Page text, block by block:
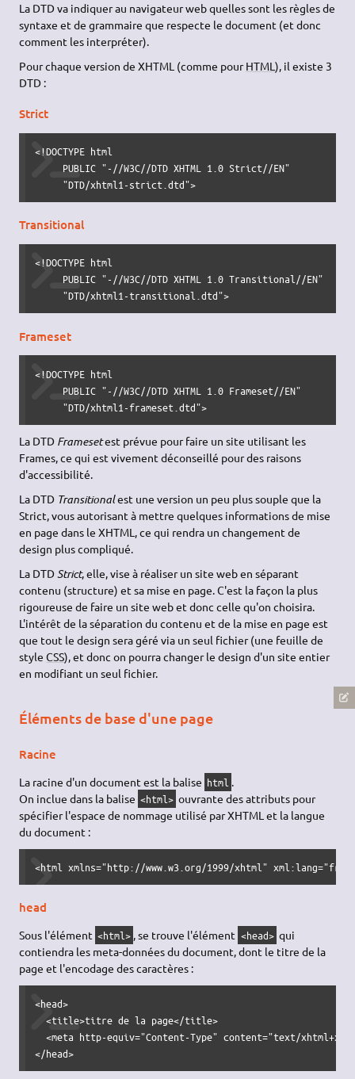
La DTD va indiquer au navigateur web quelles sont les règles de
syntaxe et de grammaire que respecte le document (et donc
comment les interpréter).
Pour chaque version de XHTML (comme pourHTML), il existe 3
DTD :
Strict
<!DOCTYPE html
     PUBLIC "-//W3C//DTD XHTML 1.0 Strict//EN"
     "DTD/xhtml1-strict.dtd">
Transitional
<!DOCTYPE html
     PUBLIC "-//W3C//DTD XHTML 1.0 Transitional//EN"
     "DTD/xhtml1-transitional.dtd">
Frameset
<!DOCTYPE html
     PUBLIC "-//W3C//DTD XHTML 1.0 Frameset//EN"
     "DTD/xhtml1-frameset.dtd">
La DTD Framesetest prévue pour faire un site utilisant les
Frames, ce qui est vivement déconseillé pour des raisons
d'accessibilité.
La DTD Transitionalest une version un peu plus souple que la
Strict, vous autorisant à mettre quelques informations de mise
en page dans le XHTML, ce qui rendra un changement de
design plus compliqué.
La DTDStrict, elle, vise à réaliser un site web en séparant
contenu (structure) et sa mise en page. C'est la façon la plus
rigoureuse de faire un site web et donc celle qu'on choisira.
L'intérêt de la séparation du contenu et de la mise en page est
que tout le design sera géré via un seul fichier (une feuille de
styleCSS), et donc on pourra changer le design d'un site entier
en modifiant un seul fichier.
Éléments de base d'une page
Racine
La racine d'un document est la balise html .
On inclue dans la balise <html> ouvrante des attributs pour
spécifier l'espace de nommage utilisé par XHTML et la langue
du document :
<html xmlns="http://www.w3.org/1999/xhtml" xml:lang="fr"
head
Sous l'élément <html> , se trouve l'élément <head> qui
contiendra les meta-données du document, dont le titre de la
page et l'encodage des caractères :
<head>
  <title>titre de la page</title>
<meta http-equiv="Content-Type" content="text/
</head>